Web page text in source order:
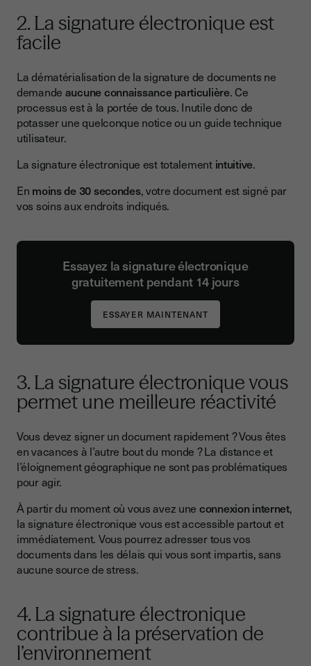
2. La signature électronique est
facile
La dématérialisation de la signature de documents ne
demande aucune connaissance particulière. Ce
processus est à la portée de tous. Inutile donc de
potasser une quelconque notice ou un guide technique
utilisateur.
La signature électronique est totalement intuitive.
En moins de 30 secondes, votre document est signé par
vos soins aux endroits indiqués.
Essayez la signature électronique
gratuitement pendant 14 jours
3. La signature électronique vous
permet une meilleure réactivité
Vous devez signer un document rapidement ? Vous êtes
en vacances à l’autre bout du monde ? La distance et
l’éloignement géographique ne sont pas problématiques
pour agir.
À partir du moment où vous avez une connexion internet,
la signature électronique vous est accessible partout et
immédiatement. Vous pourrez adresser tous vos
documents dans les délais qui vous sont impartis, sans
aucune source de stress.
4. La signature électronique
contribue à la préservation de
l’environnement